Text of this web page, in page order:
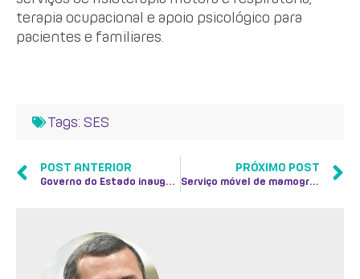
terapia ocupacional e apoio psicológico para
pacientes e familiares.
Tags: SES
POST ANTERIOR
Governo do Estado inaugura Clínicas da Família em Cardoso Moreira e Conceição de Macabu
PRÓXIMO POST
Serviço móvel de mamografia do Governo do Estado fica em Casimiro de Abreu, até 24 de junho